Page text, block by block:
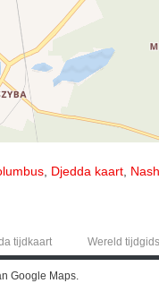
Djedda kaart
tijdkaart Wereld tijdgids
Google Maps.